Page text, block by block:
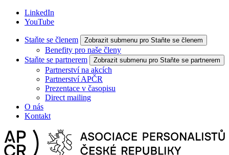
LinkedIn
YouTube
Staňte se členem Zobrazit submenu pro Staňte se členem
Benefity pro naše členy
Staňte se partnerem
Zobrazit submenu pro Staňte se partnerem
Partnerství na akcích
Partnerství APČR
Prezentace v časopisu
Direct mailing
O nás
Kontakt